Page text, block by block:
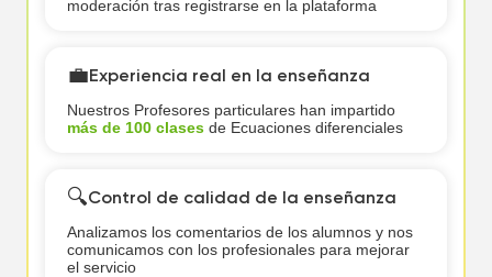
moderación tras registrarse en la plataforma
💼Experiencia real en la enseñanza
Nuestros Profesores particulares han impartido
más de 100 clasesde Ecuaciones diferenciales
🔍Control de calidad de la enseñanza
Analizamos los comentarios de los alumnos y nos
comunicamos con los profesionales para mejorar
el servicio